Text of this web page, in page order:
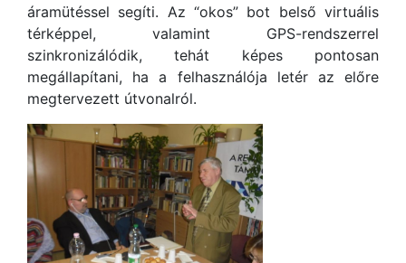
áramütéssel segíti. Az “okos” bot belső virtuális
térképpel, valamint GPS-rendszerrel
szinkronizálódik, tehát képes pontosan
megállapítani, ha a felhasználója letér az előre
megtervezett útvonalról.